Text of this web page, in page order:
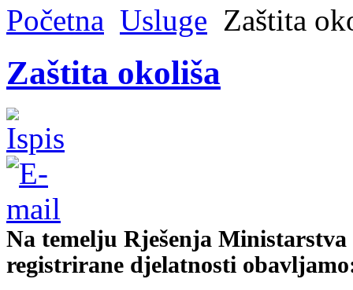
Početna Usluge Zaštita
Zaštita okoliša
Na temelju Rješenja
registrirane djelatnosti